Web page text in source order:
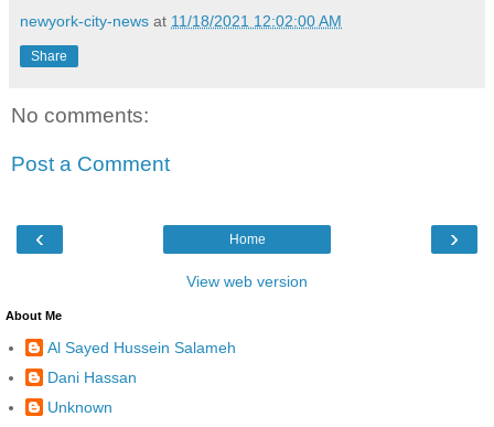
newyork-city-news at 11/18/2021 12:02:00 AM
Share
No comments:
Post a Comment
‹ ›
Home
View web version
About Me
Al Sayed Hussein Salameh
Dani Hassan
Unknown